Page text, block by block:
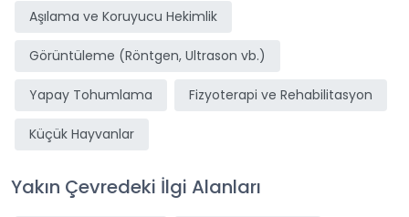
Aşılama ve Koruyucu Hekimlik
Görüntüleme (Röntgen, Ultrason vb.)
Yapay Tohumlama Fizyoterapi ve Rehabilitasyon
Küçük Hayvanlar
Yakın Çevredeki İlgi Alanları